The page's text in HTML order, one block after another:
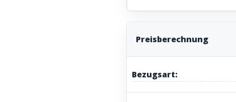
Preisberechnung
Bezugsart: